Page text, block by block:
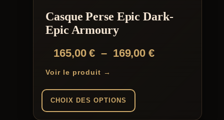
page
Casque Perse Epic Dark-
Epic Armoury
165,00€ – 169,00€Plage
Voir le produit →
CHOIX DES OPTIONS